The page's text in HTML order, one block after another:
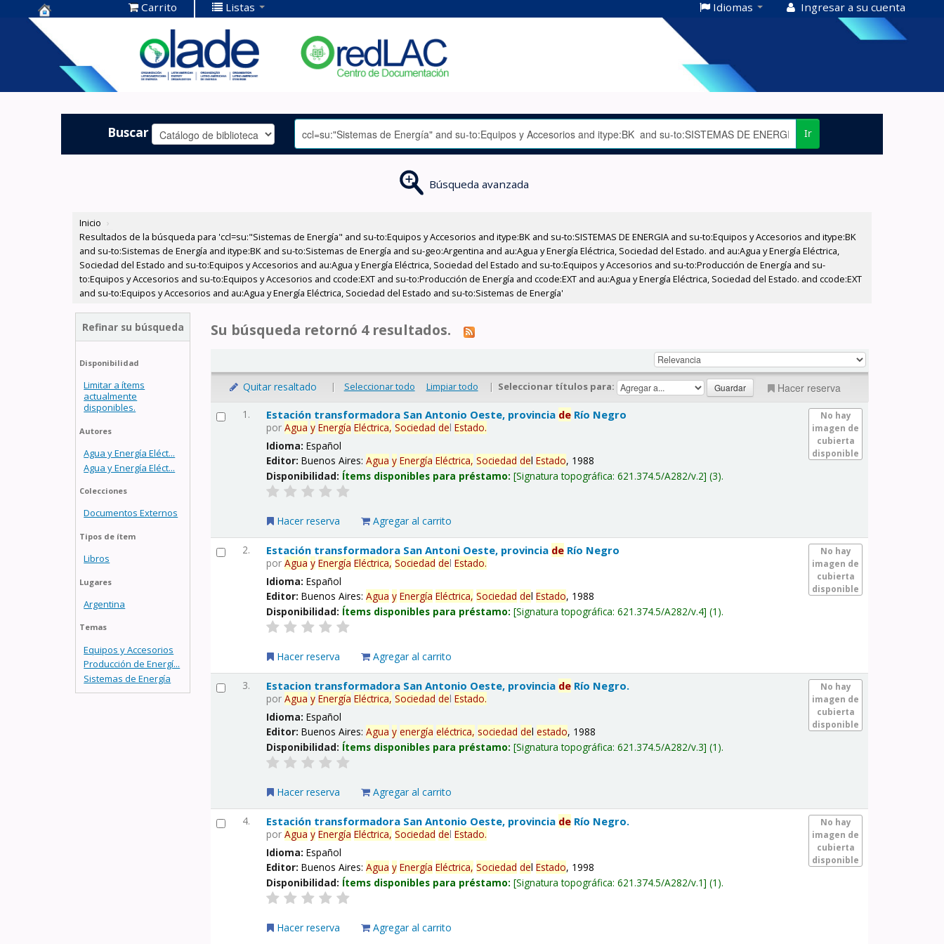
Centro de
Documentación
OLADE -
Carrito Listas Idiomas Ingresar a su cuenta
Buscar Ir
Búsqueda avanzada
Inicio ›
Resultados de la búsqueda para 'ccl=su:"Sistemas de Energía" and su-to:Equipos y Accesorios and itype:BK and su-to:SISTEMAS DE ENERGIA and su-to:Equipos y Accesorios and itype:BK
and su-to:Sistemas de Energía and itype:BK and su-to:Sistemas de Energía and su-geo:Argentina and au:Agua y Energía Eléctrica, Sociedad del Estado. and au:Agua y Energía Eléctrica,
Sociedad del Estado and su-to:Equipos y Accesorios and au:Agua y Energía Eléctrica, Sociedad del Estado and su-to:Equipos y Accesorios and su-to:Producción de Energía and su-
to:Equipos y Accesorios and su-to:Equipos y Accesorios and ccode:EXT and su-to:Producción de Energía and ccode:EXT and au:Agua y Energía Eléctrica, Sociedad del Estado. and ccode:EXT
and su-to:Equipos y Accesorios and au:Agua y Energía Eléctrica, Sociedad del Estado and su-to:Sistemas de Energía'
Refinar su búsqueda
Disponibilidad
Limitar a ítems
actualmente
disponibles.
Autores
Agua y Energía Eléct...
Agua y Energía Eléct...
Colecciones
Documentos Externos
Tipos de ítem
Libros
Lugares
Argentina
Temas
Equipos y Accesorios
Producción de Energí...
Sistemas de Energía
Su búsqueda retornó 4 resultados.
Quitar resaltado | Seleccionar todo Limpiar todo | Seleccionar títulos para: Hacer reserva
1.
No hay
imagen de
cubierta
disponible
Estación transformadora San Antonio Oeste, provincia de Río Negro
porAgua y Energía Eléctrica, Sociedad delEstado.
Idioma:Español
Editor:Buenos Aires:Agua y Energía Eléctrica, Sociedad delEstado, 1988
Disponibilidad: Ítems disponibles para préstamo: Signatura topográfica:621.374.5/A282/v.2 (3).
Hacer reserva Agregar al carrito
2.
No hay
imagen de
cubierta
disponible
Estación transformadora San Antoni Oeste, provincia de Río Negro
porAgua y Energía Eléctrica, Sociedad delEstado.
Idioma:Español
Editor:Buenos Aires:Agua y Energía Eléctrica, Sociedad delEstado, 1988
Disponibilidad: Ítems disponibles para préstamo: Signatura topográfica:621.374.5/A282/v.4 (1).
Hacer reserva Agregar al carrito
3.
No hay
imagen de
cubierta
disponible
Estacion transformadora San Antonio Oeste, provincia de Río Negro.
porAgua y Energía Eléctrica, Sociedad delEstado.
Idioma:Español
Editor:Buenos Aires:Agua y energía eléctrica, sociedad delestado, 1988
Disponibilidad: Ítems disponibles para préstamo: Signatura topográfica:621.374.5/A282/v.3 (1).
Hacer reserva Agregar al carrito
4.
No hay
imagen de
cubierta
disponible
Estación transformadora San Antonio Oeste, provincia de Río Negro.
porAgua y Energía Eléctrica, Sociedad delEstado.
Idioma:Español
Editor:Buenos Aires:Agua y Energía Eléctrica, Sociedad delEstado, 1998
Disponibilidad: Ítems disponibles para préstamo: Signatura topográfica:621.374.5/A282/v.1 (1).
Hacer reserva Agregar al carrito